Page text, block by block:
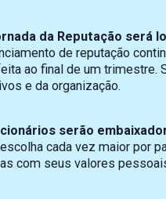
da Reputação será
de reputação
ao final de um trimestre.
e da organização.
serão
cada vez maior por
com seus valores